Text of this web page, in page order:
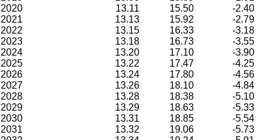
2020
13.11 15.50
-2.40
2021
13.13 15.92
-2.79
2022
13.15 16.33
-3.18
2023
13.18 16.73
-3.55
2024
13.20 17.10
-3.90
2025
13.22 17.47
-4.25
2026
13.24 17.80
-4.56
2027
13.26 18.10
-4.84
2028
13.28 18.38
-5.10
2029
13.29 18.63
-5.33
2030
13.31 18.85
-5.54
2031
13.32 19.06
-5.73